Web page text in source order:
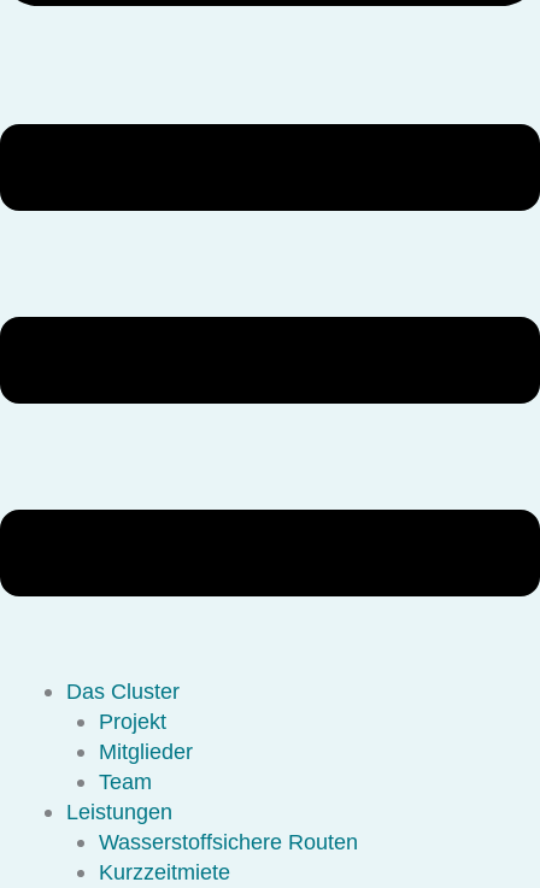
Das Cluster
Projekt
Mitglieder
Team
Leistungen
Wasserstoffsichere Routen
Kurzzeitmiete